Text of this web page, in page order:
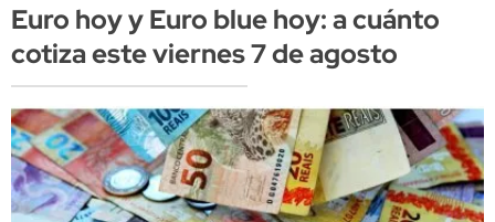
Euro hoy y Euro blue hoy: a cuánto
cotiza este viernes 7 de agosto